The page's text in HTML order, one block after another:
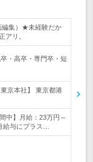
編集）★未経験だか
アリ。
・高卒・専門卒・短
京本社】 東京都港
中】月給：23万円～
与にプラス…